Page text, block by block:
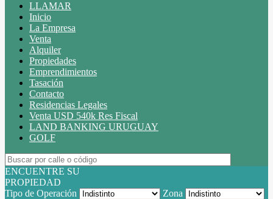
LLAMAR
Inicio
La Empresa
Venta
Alquiler
Propiedades
Emprendimientos
Tasación
Contacto
Residencias Legales
Venta USD 540k Res Fiscal
LAND BANKING URUGUAY
GOLF
ENCUENTRE SU
PROPIEDAD
Tipo de Operación
Zona